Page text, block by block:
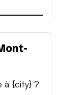
à {city} ?